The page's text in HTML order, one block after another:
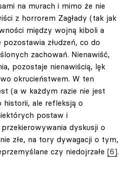
na murach i mimo że nie
z horrorem Zagłady (tak jak
między wojną kiboli a
złudzeń, co do
zachowań. Nienawiść,
pozostaje nienawiścią, lęk
okrucieństwem. W ten
(a w każdym razie nie jest
ale refleksją o
postaw i
dyskusji o
złe, na tory dywagacji o tym,
czy niedojrzałe [6].